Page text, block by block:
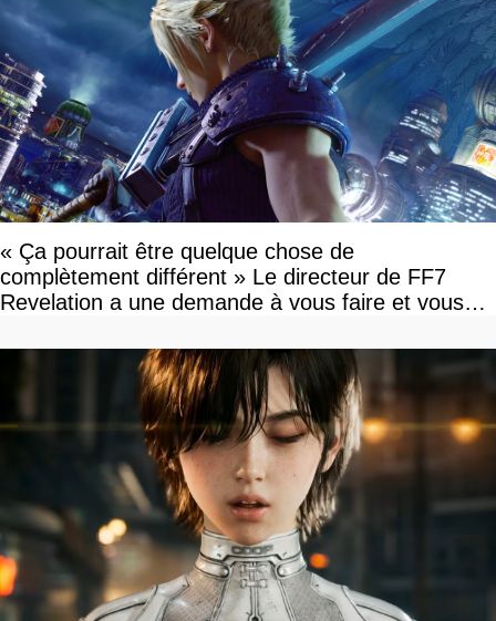
« Ça pourrait être quelque chose de
complètement différent » Le directeur de FF7
Revelation a une demande à vous faire et vous